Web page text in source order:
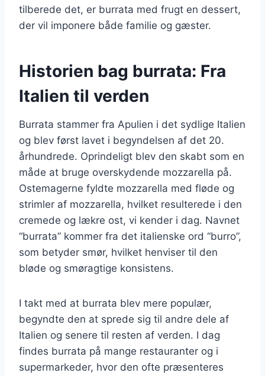
tilberede det, er burrata med frugt en dessert,
der vil imponere både familie og gæster.
Historien bag burrata: Fra
Italien til verden
Burrata stammer fra Apulien i det sydlige Italien
og blev først lavet i begyndelsen af det 20.
århundrede. Oprindeligt blev den skabt som en
måde at bruge overskydende mozzarella på.
Ostemagerne fyldte mozzarella med fløde og
strimler af mozzarella, hvilket resulterede i den
cremede og lækre ost, vi kender i dag. Navnet
“burrata” kommer fra det italienske ord “burro”,
som betyder smør, hvilket henviser til den
bløde og smøragtige konsistens.
I takt med at burrata blev mere populær,
begyndte den at sprede sig til andre dele af
Italien og senere til resten af verden. I dag
findes burrata på mange restauranter og i
supermarkeder, hvor den ofte præsenteres